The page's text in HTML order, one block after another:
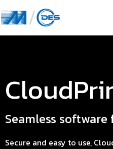
Seamless
Secure and easy to use,